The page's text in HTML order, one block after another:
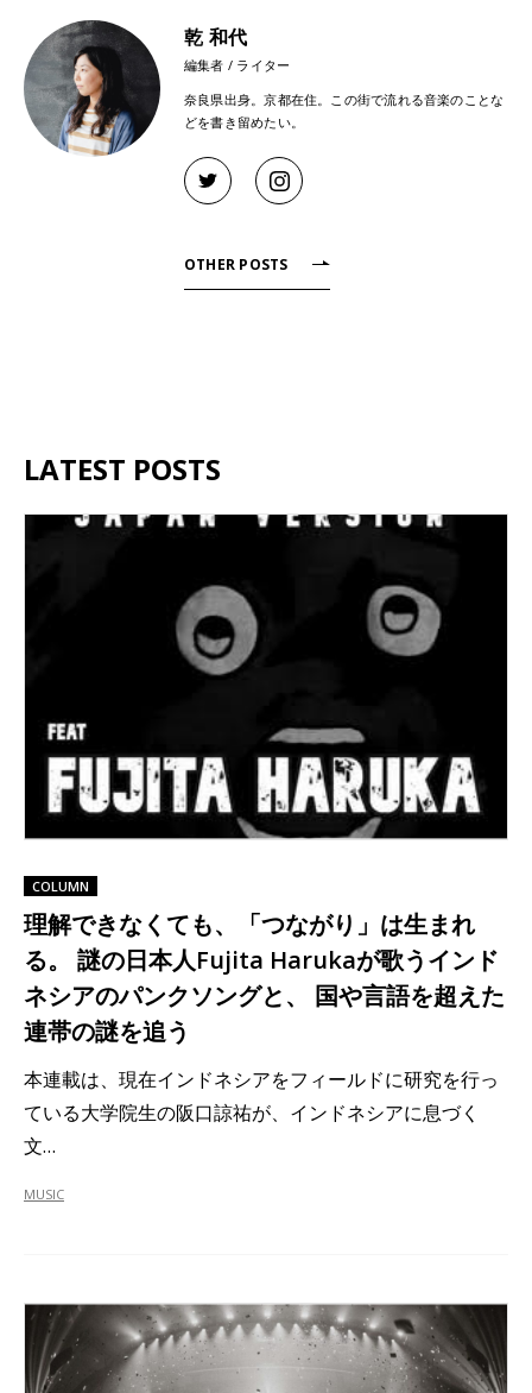
乾 和代
編集者 / ライター
奈良県出身。京都在住。この街で流れる音楽のことな
どを書き留めたい。
OTHER POSTS
LATEST POSTS
COLUMN
理解できなくても、「つながり」は生まれ
る。 謎の日本人Fujita Harukaが歌うインド
ネシアのパンクソングと、 国や言語を超えた
連帯の謎を追う
本連載は、現在インドネシアをフィールドに研究を行っ
ている大学院生の阪口諒祐が、インドネシアに息づく
文…
MUSIC